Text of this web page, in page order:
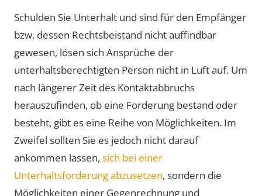
Schulden Sie Unterhalt und sind für den Empfänger
bzw. dessen Rechtsbeistand nicht auffindbar
gewesen, lösen sich Ansprüche der
unterhaltsberechtigten Person nicht in Luft auf. Um
nach längerer Zeit des Kontaktabbruchs
herauszufinden, ob eine Forderung bestand oder
besteht, gibt es eine Reihe von Möglichkeiten. Im
Zweifel sollten Sie es jedoch nicht darauf
ankommen lassen, sich bei einer
Unterhaltsforderung abzusetzen, sondern die
Möglichkeiten einer Gegenrechnung und